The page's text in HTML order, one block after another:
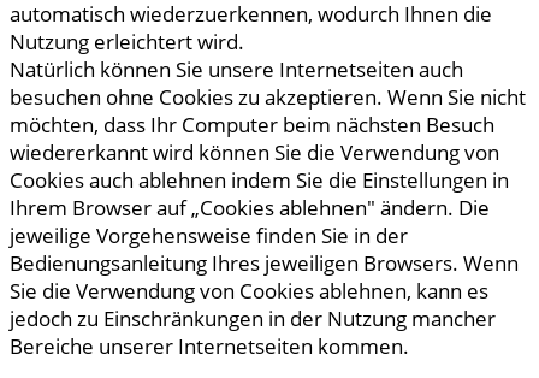
automatisch wiederzuerkennen, wodurch Ihnen die
Nutzung erleichtert wird.
Natürlich können Sie unsere Internetseiten auch
besuchen ohne Cookies zu akzeptieren. Wenn Sie nicht
möchten, dass Ihr Computer beim nächsten Besuch
wiedererkannt wird können Sie die Verwendung von
Cookies auch ablehnen indem Sie die Einstellungen in
Ihrem Browser auf „Cookies ablehnen" ändern. Die
jeweilige Vorgehensweise finden Sie in der
Bedienungsanleitung Ihres jeweiligen Browsers. Wenn
Sie die Verwendung von Cookies ablehnen, kann es
jedoch zu Einschränkungen in der Nutzung mancher
Bereiche unserer Internetseiten kommen.